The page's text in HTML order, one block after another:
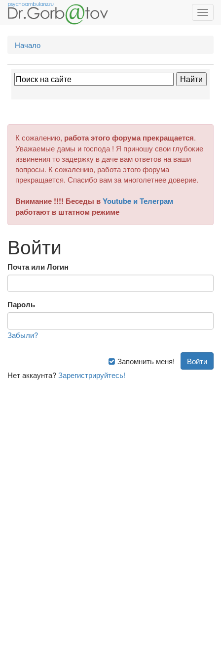
Начало
К сожалению, работа этого форума прекращается.
Уважаемые дамы и господа ! Я приношу свои глубокие
извинения то задержку в даче вам ответов на ваши
вопросы. К сожалению, работа этого форума
прекращается. Спасибо вам за многолетнее доверие.
Внимание !!!! Беседы вYoutube и Телеграм
работают в штатном режиме
Войти
Почта или Логин
Пароль
Забыли?
Запомнить меня!
Нет аккаунта?Зарегистрируйтесь!